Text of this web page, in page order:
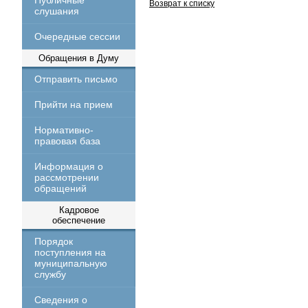
слушания
Очередные сессии
Обращения в Думу
Отправить письмо
Прийти на прием
Нормативно-
правовая база
Информация о
рассмотрении
обращений
Кадровое
обеспечение
Порядок
поступления на
муниципальную
службу
Сведения о
Возврат к списку